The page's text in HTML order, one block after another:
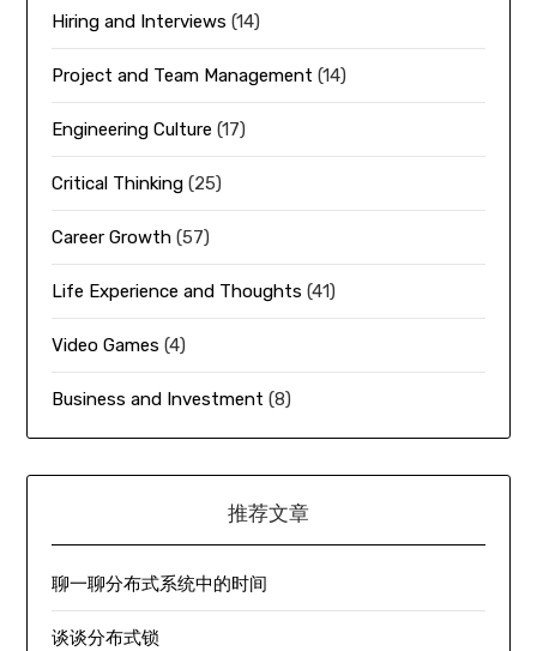
Hiring and Interviews (14)
Project and Team Management (14)
Engineering Culture (17)
Critical Thinking (25)
Career Growth (57)
Life Experience and Thoughts (41)
Video Games (4)
Business and Investment (8)
推荐文章
聊一聊分布式系统中的时间
谈谈分布式锁